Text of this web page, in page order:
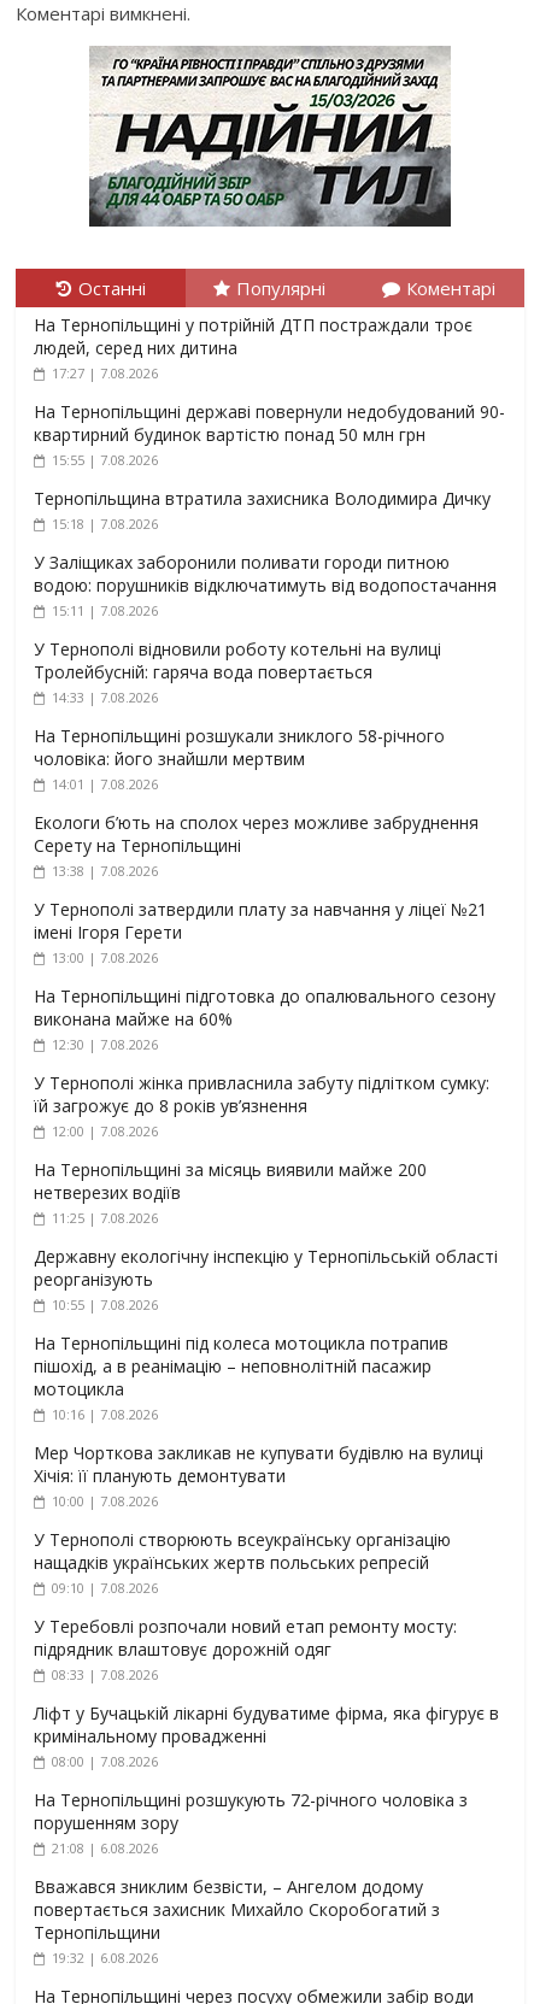
Коментарі вимкнені.
Останні Популярні Коментарі
На Тернопільщині у потрійній ДТП постраждали троє
людей, серед них дитина
17:27 | 7.08.2026
На Тернопільщині державі повернули недобудований 90-
квартирний будинок вартістю понад 50 млн грн
15:55 | 7.08.2026
Тернопільщина втратила захисника Володимира Дичку
15:18 | 7.08.2026
У Заліщиках заборонили поливати городи питною
водою: порушників відключатимуть від водопостачання
15:11 | 7.08.2026
У Тернополі відновили роботу котельні на вулиці
Тролейбусній: гаряча вода повертається
14:33 | 7.08.2026
На Тернопільщині розшукали зниклого 58-річного
чоловіка: його знайшли мертвим
14:01 | 7.08.2026
Екологи б’ють на сполох через можливе забруднення
Серету на Тернопільщині
13:38 | 7.08.2026
У Тернополі затвердили плату за навчання у ліцеї №21
імені Ігоря Герети
13:00 | 7.08.2026
На Тернопільщині підготовка до опалювального сезону
виконана майже на 60%
12:30 | 7.08.2026
У Тернополі жінка привласнила забуту підлітком сумку:
їй загрожує до 8 років ув’язнення
12:00 | 7.08.2026
На Тернопільщині за місяць виявили майже 200
нетверезих водіїв
11:25 | 7.08.2026
Державну екологічну інспекцію у Тернопільській області
реорганізують
10:55 | 7.08.2026
На Тернопільщині під колеса мотоцикла потрапив
пішохід, а в реанімацію – неповнолітній пасажир
мотоцикла
10:16 | 7.08.2026
Мер Чорткова закликав не купувати будівлю на вулиці
Хічія: її планують демонтувати
10:00 | 7.08.2026
У Тернополі створюють всеукраїнську організацію
нащадків українських жертв польських репресій
09:10 | 7.08.2026
У Теребовлі розпочали новий етап ремонту мосту:
підрядник влаштовує дорожній одяг
08:33 | 7.08.2026
Ліфт у Бучацькій лікарні будуватиме фірма, яка фігурує в
кримінальному провадженні
08:00 | 7.08.2026
На Тернопільщині розшукують 72-річного чоловіка з
порушенням зору
21:08 | 6.08.2026
Вважався зниклим безвісти, – Ангелом додому
повертається захисник Михайло Скоробогатий з
Тернопільщини
19:32 | 6.08.2026
На Тернопільщині через посуху обмежили забір води